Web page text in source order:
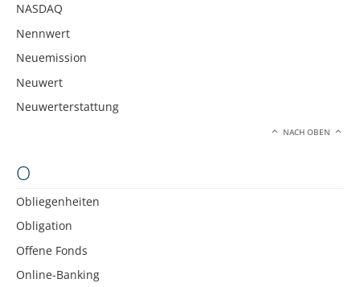
NASDAQ
Nennwert
Neuemission
Neuwert
Neuwerterstattung
NACH OBEN
O
Obliegenheiten
Obligation
Offene Fonds
Online-Banking